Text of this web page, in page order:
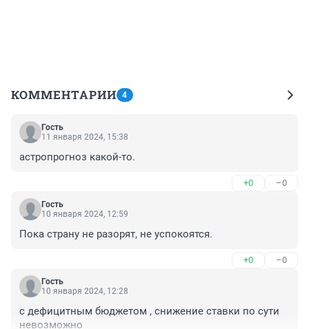
КОММЕНТАРИИ 4
Гость
11 января 2024, 15:38
астропрогноз какой-то.
+0 –0
Гость
10 января 2024, 12:59
Пока страну не разорят, не успокоятся.
+0 –0
Гость
10 января 2024, 12:28
с дефицитным бюджетом , снижение ставки по сути
невозможно